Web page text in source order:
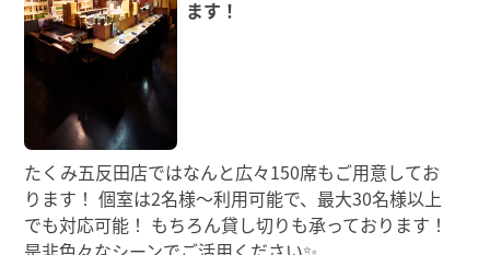
ます！
たくみ五反田店ではなんと広々150席もご用意してお
ります！ 個室は2名様～利用可能で、最大30名様以上
でも対応可能！ もちろん貸し切りも承っております！